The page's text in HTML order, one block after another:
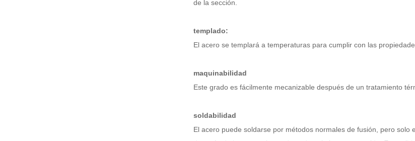
de la sección.
templado:
El acero se templará a temperaturas para cumplir con las
maquinabilidad
Este grado es fácilmente mecanizable después de un tratamiento
soldabilidad
El acero puede soldarse por métodos normales de fusión, pero